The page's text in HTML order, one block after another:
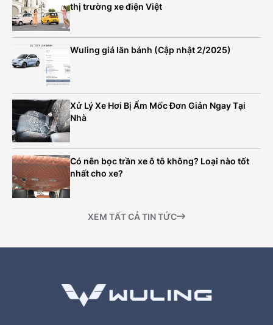
thị trường xe điện Việt
Wuling giá lăn bánh (Cập nhật 2/2025)
Xử Lý Xe Hơi Bị Ẩm Mốc Đơn Giản Ngay Tại
Nhà
Có nên bọc trần xe ô tô không? Loại nào tốt
nhất cho xe?
XEM TẤT CẢ TIN TỨC